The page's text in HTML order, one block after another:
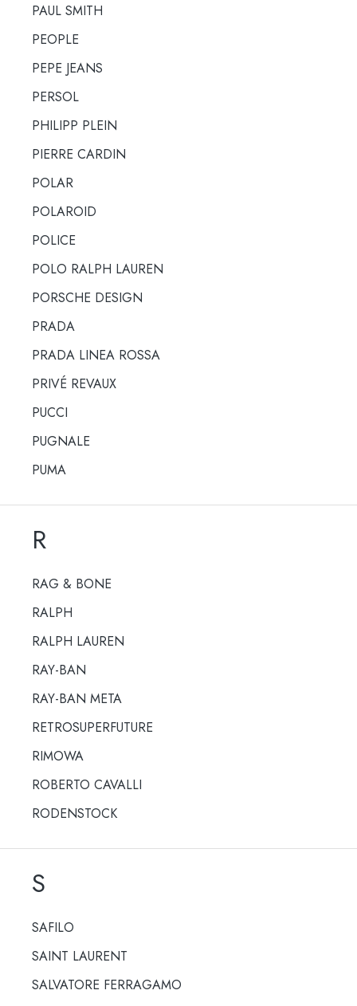
PAUL SMITH
PEOPLE
PEPE JEANS
PERSOL
PHILIPP PLEIN
PIERRE CARDIN
POLAR
POLAROID
POLICE
POLO RALPH LAUREN
PORSCHE DESIGN
PRADA
PRADA LINEA ROSSA
PRIVÉ REVAUX
PUCCI
PUGNALE
PUMA
R
RAG & BONE
RALPH
RALPH LAUREN
RAY-BAN
RAY-BAN META
RETROSUPERFUTURE
RIMOWA
ROBERTO CAVALLI
RODENSTOCK
S
SAFILO
SAINT LAURENT
SALVATORE FERRAGAMO